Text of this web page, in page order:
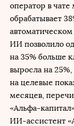
оператор в
обрабатывает
ИИ позволило
на 35% больше
выросла на
на целевые
месяцев,
«Альфа-
ИИ-ассистент